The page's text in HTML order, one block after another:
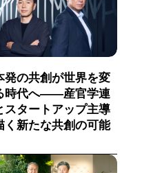
発の共創が世界を変
時代へ——産官学連
スタートアップ主導
く新たな共創の可能